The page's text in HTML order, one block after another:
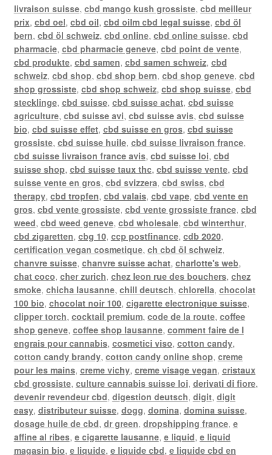
livraison suisse, cbd mango kush grossiste, cbd meilleur
prix, cbd oel, cbd oil, cbd oilm cbd legal suisse, cbd öl
bern, cbd öl schweiz, cbd online, cbd online suisse, cbd
pharmacie, cbd pharmacie geneve, cbd point de vente,
cbd produkte, cbd samen, cbd samen schweiz, cbd
schweiz, cbd shop, cbd shop bern, cbd shop geneve, cbd
shop grossiste, cbd shop schweiz, cbd shop suisse, cbd
stecklinge, cbd suisse, cbd suisse achat, cbd suisse
agriculture, cbd suisse avi, cbd suisse avis, cbd suisse
bio, cbd suisse effet, cbd suisse en gros, cbd suisse
grossiste, cbd suisse huile, cbd suisse livraison france,
cbd suisse livraison france avis, cbd suisse loi, cbd
suisse shop, cbd suisse taux thc, cbd suisse vente, cbd
suisse vente en gros, cbd svizzera, cbd swiss, cbd
therapy, cbd tropfen, cbd valais, cbd vape, cbd vente en
gros, cbd vente grossiste, cbd vente grossiste france, cbd
weed, cbd weed geneve, cbd wholesale, cbd winterthur,
cbd zigaretten, cbg 10, ccp postfinance, cdb 2020,
certification vegan cosmetique, ch cbd öl schweiz,
chanvre suisse, chanvre suisse achat, charlotte's web,
chat coco, cher zurich, chez leon rue des bouchers, chez
smoke, chicha lausanne, chill deutsch, chlorella, chocolat
100 bio, chocolat noir 100, cigarette electronique suisse,
clipper torch, cocktail premium, code de la route, coffee
shop geneve, coffee shop lausanne, comment faire de l
engrais pour cannabis, cosmetici viso, cotton candy,
cotton candy brandy, cotton candy online shop, creme
pour les mains, creme vichy, creme visage vegan, cristaux
cbd grossiste, culture cannabis suisse loi, derivati di fiore,
devenir revendeur cbd, digestion deutsch, digit, digit
easy, distributeur suisse, dogg, domina, domina suisse,
dosage huile de cbd, dr green, dropshipping france, e
affine al ribes, e cigarette lausanne, e liquid, e liquid
magasin bio, e liquide, e liquide cbd, e liquide cbd en